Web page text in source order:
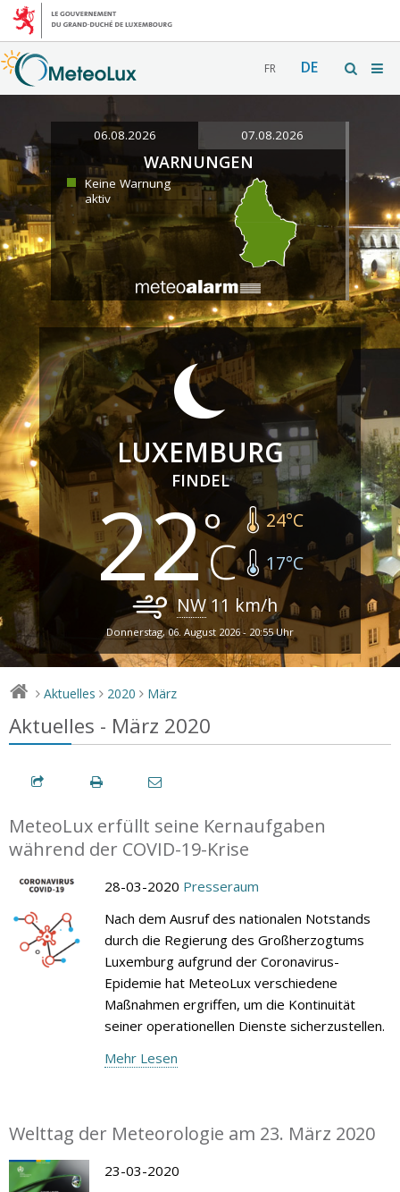
FR DE
06.08.2026 07.08.2026
WARNUNGEN
Keine Warnung
aktiv
LUXEMBURG
FINDEL
22 24°C
17°C
NW11 km/h
Donnerstag, 06. August 2026 - 20:55 Uhr
> Aktuelles > 2020 > März
Aktuelles - März 2020
MeteoLux erfüllt seine Kernaufgaben
während der COVID-19-Krise
28-03-2020 Presseraum
Nach dem Ausruf des nationalen Notstands
durch die Regierung des Großherzogtums
Luxemburg aufgrund der Coronavirus-
Epidemie hat MeteoLux verschiedene
Maßnahmen ergriffen, um die Kontinuität
seiner operationellen Dienste sicherzustellen.
Mehr Lesen
Welttag der Meteorologie am 23. März 2020
23-03-2020